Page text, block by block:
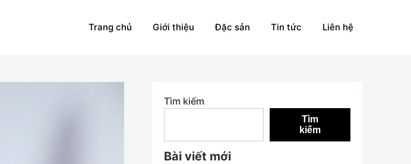
Trang chủ Giới thiệu Đặc sản Tin tức Liên hệ
Tìm kiếm
Tìm
kiếm
Bài viết mới